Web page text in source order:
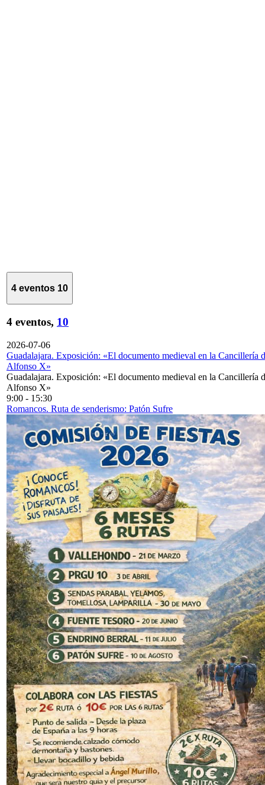
4 eventos 10
4 eventos, 10
2026-07-06
Guadalajara. Exposición: «El documento medieval en la Cancillería
Alfonso X»
Guadalajara. Exposición: «El documento medieval en la Cancillería
Alfonso X»
9:00 - 15:30
Romancos. Ruta de senderismo: Patón Sufre